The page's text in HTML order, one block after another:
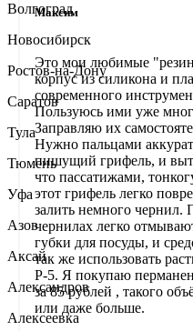
Максим
Это мои любимые
корпус из силикона и
современного
Пользуюсь ими уже
Заправляю их
Нужно пальцами
пишущий грифель, и
что пассатижами,
этот грифель легко
залить немного чернил.
чернилах легко
губки для посуды, и
так же использовать
Р-5. Я покупаю
за 85 рублей , такого
или даже больше.
Волгоград
Новосибирск
Ростов-на-Дону
Саратов
Тула
Тюмень
Уфа
Азов
Аксай
Александров
Алексеевка